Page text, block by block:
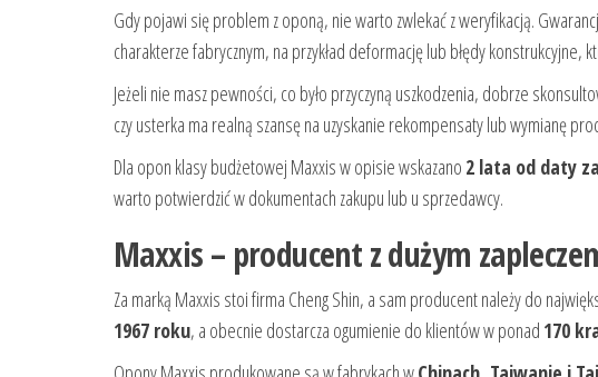
Gdy pojawi się problem z oponą, nie warto zwlekać z weryfikacją.
charakterze fabrycznym, na przykład deformację lub błędy
Jeżeli nie masz pewności, co było przyczyną uszkodzenia, dobrze
czy usterka ma realną szansę na uzyskanie rekompensaty lub wymianę
Dla opon klasy budżetowej Maxxis w opisie wskazano 2 lata od daty
warto potwierdzić w dokumentach zakupu lub u sprzedawcy.
Maxxis – producent z dużym
Za marką Maxxis stoi firma Cheng Shin, a sam producent należy do
1967 roku, a obecnie dostarcza ogumienie do klientów w ponad 170